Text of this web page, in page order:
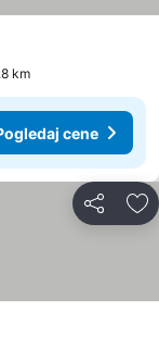
km
cene
Deli